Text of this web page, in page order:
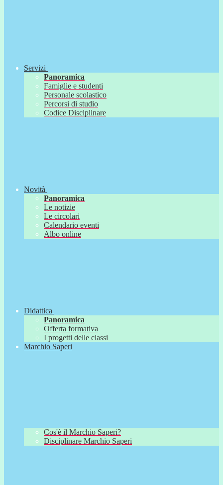
Servizi
Panoramica
Famiglie e studenti
Personale scolastico
Percorsi di studio
Codice Disciplinare
Novità
Panoramica
Le notizie
Le circolari
Calendario eventi
Albo online
Didattica
Panoramica
Offerta formativa
I progetti delle classi
Marchio Saperi
Cos'è il Marchio Saperi?
Disciplinare Marchio Saperi